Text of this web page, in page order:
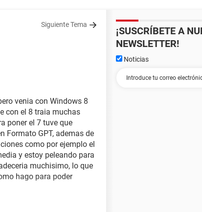
Siguiente Tema
venia con Windows 8
con el 8 traia muchas
poner el 7 tuve que
Formato GPT, ademas de
como por ejemplo el
y estoy peleando para
muchisimo, lo que
hago para poder
¡SUSCRÍBETE A
NEWSLETTER!
Noticias